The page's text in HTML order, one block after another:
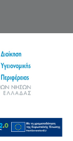
Ηπείρου
Δυτικής
Ελλάδας